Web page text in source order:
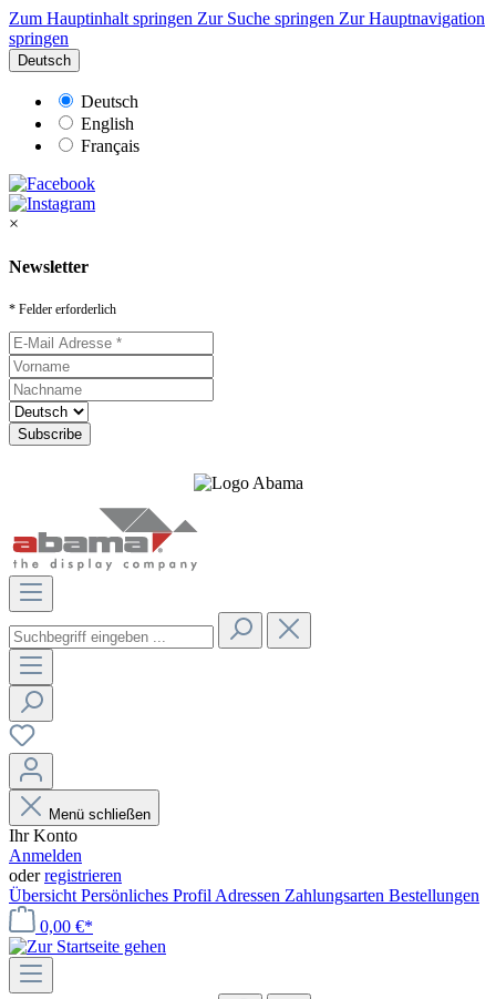
Zum Hauptinhalt springen Zur Suche springen Zur Hauptnavigation
springen
Deutsch
Deutsch
English
Français
×
Newsletter
* Felder erforderlich
Menü schließen
Ihr Konto
Anmelden
oderregistrieren
Übersicht Persönliches Profil Adressen Zahlungsarten Bestellungen
0,00 €*